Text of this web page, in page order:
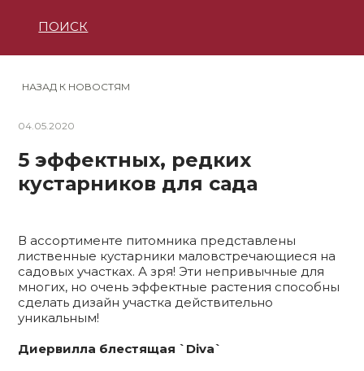
ПОИСК
НАЗАД К НОВОСТЯМ
04.05.2020
5 эффектных, редких
кустарников для сада
В ассортименте питомника представлены
лиственные кустарники маловстречающиеся на
садовых участках. А зря! Эти непривычные для
многих, но очень эффектные растения способны
сделать дизайн участка действительно
уникальным!
Диервилла блестящая `Diva`